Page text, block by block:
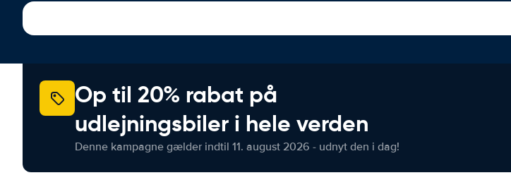
Op til 20% rabat på
udlejningsbiler i hele verden
Denne kampagne gælder indtil 11. august 2026 - udnyt den i dag!